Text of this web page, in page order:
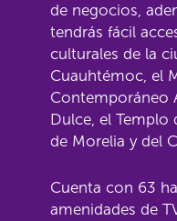
de negocios,
tendrás fácil
culturales de la
Cuauhtémoc, el
Contemporáneo
Dulce, el Templo
de Morelia y del
Cuenta con 63
amenidades de